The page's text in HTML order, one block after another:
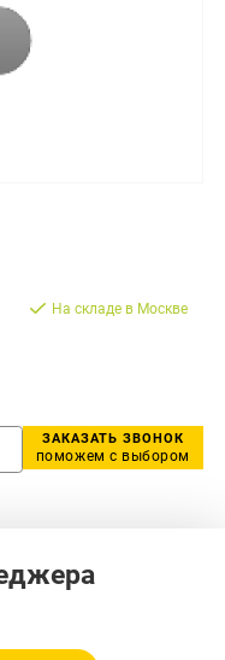
На складе в Москве
ЗАКАЗАТЬ ЗВОНОК
поможем с выбором